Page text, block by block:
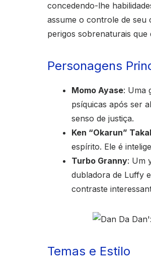
concedendo-lhe
assume o controle de seu
perigos sobrenaturais que
Personagens
Momo Ayase: Uma
psíquicas após ser
senso de justiça.
Ken “Okarun”
espírito. Ele é
Turbo Granny: Um
dubladora de Luffy
contraste
Temas e Estilo